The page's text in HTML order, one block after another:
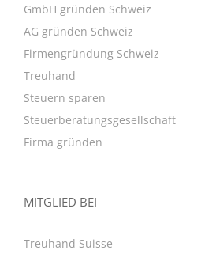
GmbH gründen Schweiz
AG gründen Schweiz
Firmengründung Schweiz
Treuhand
Steuern sparen
Steuerberatungsgesellschaft
Firma gründen
MITGLIED BEI
Treuhand Suisse